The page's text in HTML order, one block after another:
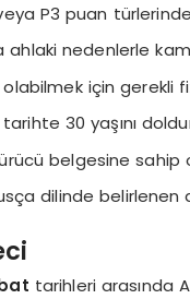
P3 puan
ahlaki nedenlerle
için gerekli
tarihte 30 yaşını
belgesine sahip
dilinde
tarihleri arasında